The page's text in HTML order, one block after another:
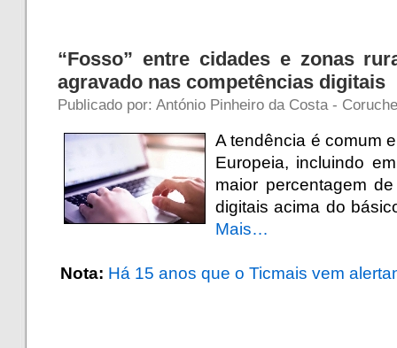
“Fosso” entre cidades e zonas
agravado nas competências digitais
Publicado por: António Pinheiro da Costa -
A tendência é comum
Europeia, incluindo
maior percentagem
digitais acima do
Mais…
Nota: Há 15 anos que o Ticmais vem